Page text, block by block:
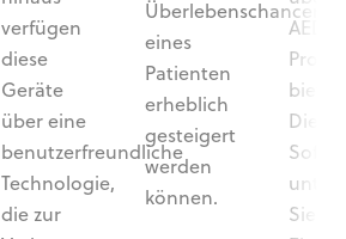
verfügen
diese
Geräte
über eine
benutzerfreundliche
Technologie,
die zur
Überlebenschancen
eines
Patienten
erheblich
gesteigert
werden
können.
AED-
bietet.
Die
Sie